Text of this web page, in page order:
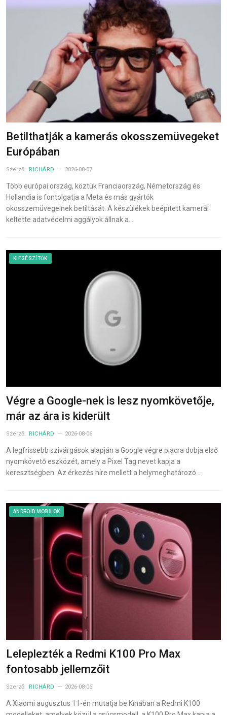
Betilthatják a kamerás okosszemüvegeket
Európában
Szerző: RICHÁRD 2026-08-07
Több európai ország, köztük Franciaország, Németország és
Hollandia is fontolgatja a Meta és más gyártók
okosszemüvegeinek betiltását. A készülékek beépített kamerái
keltette adatvédelmi aggályok állnak a…
KIEGÉSZÍTŐK
Végre a Google-nek is lesz nyomkövetője,
már az ára is kiderült
Szerző: RICHÁRD 2026-08-06
A legfrissebb szivárgások alapján a Google végre piacra dobja első
nyomkövető eszközét, amely a Pixel Tag nevet kapja a
keresztségben. Az érkezés híre mellett a helymeghatározó…
ANDROID MOBILOK
Leleplezték a Redmi K100 Pro Max
fontosabb jellemzőit
Szerző: RICHÁRD 2026-08-06
A Xiaomi augusztus 11-én mutatja be Kínában a Redmi K100